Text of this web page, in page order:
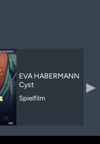
EVA HABERMANN
Cyst
Spielfilm
▶